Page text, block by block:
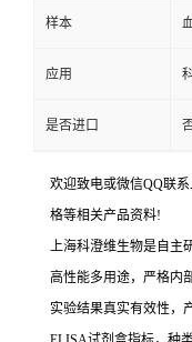
样本
应用
是否进口
欢迎致电或微信QQ联
格等相关产品资料!
上海科澄维生物是自主
高性能多用途，严格内
实验结果真实有效性，